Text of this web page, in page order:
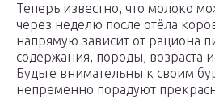
Теперь известно, что молоко
через неделю после отёла
напрямую зависит от рациона
содержания, породы, возраста
Будьте внимательны к своим
непременно порадуют